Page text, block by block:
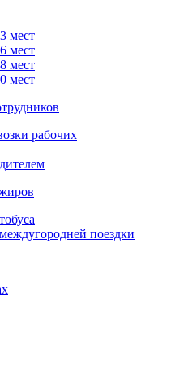
мест
мест
мест
мест
рабочих
поездки